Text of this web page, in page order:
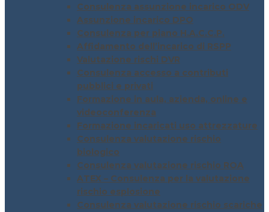
Consulenza assunzione incarico ODV
Assunzione incarico DPO
Consulenza per piano H.A.C.C.P.
Affidamento dell’incarico di RSPP
Valutazione rischi DVR
Consulenza accesso a contributi
pubblici e privati
Formazione in aula, azienda, online e
videoconferenza
Formazione incaricati uso attrezzature
Consulenza valutazione rischio
biologico
Consulenza valutazione rischio ROA
ATEX – Consulenza per la valutazione
rischio esplosione
Consulenza valutazione rischio scariche